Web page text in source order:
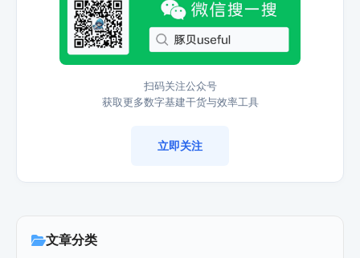
扫码关注公众号
获取更多数字基建干货与效率工具
立即关注
文章分类